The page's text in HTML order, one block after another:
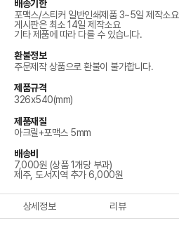
배송기한
포맥스/스티커 일반인쇄제품 3~5일 제작소요
게시판은 최소 14일 제작소요
기타 제품에 따라 다를 수 있습니다.
환불정보
주문제작 상품으로 환불이 불가합니다.
제품규격
326x540(mm)
제품재질
아크릴+포맥스 5mm
배송비
7,000원 (상품 1개당 부과)
제주, 도서지역 추가 6,000원
상세정보 리뷰